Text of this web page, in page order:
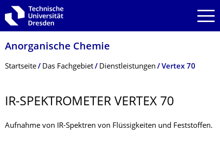
Zur Hauptnavigation springen
Zur Suche springen
Zum Inhalt springen
Anorganische Chemie
Breadcrumb-Menü
Startseite Das Fachgebiet Dienstleistungen Vertex 70
IR-SPEKTROMETER VERTEX 70
Aufnahme von IR-Spektren von Flüssigkeiten und Feststoffen.